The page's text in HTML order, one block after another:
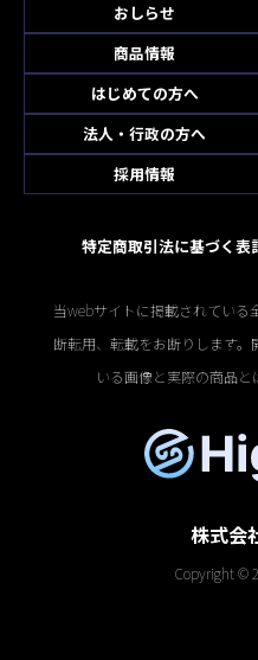
おしらせ
商品情報
はじめての方へ
法人・行政の方へ
採用情報
特定商取引法に基づく表
当webサイトに掲載されてい
断転用、転載をお断りします
いる画像と実際の商品と
株式会
Copyright ©